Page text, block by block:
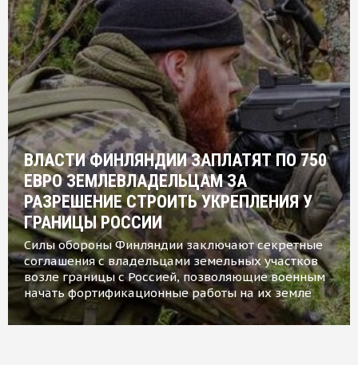
ВЛАСТИ ФИНЛЯНДИИ ЗАПЛАТЯТ ПО 750
ЕВРО ЗЕМЛЕВЛАДЕЛЬЦАМ ЗА
РАЗРЕШЕНИЕ СТРОИТЬ УКРЕПЛЕНИЯ У
ГРАНИЦЫ РОССИИ
Силы обороны Финляндии заключают секретные
соглашения с владельцами земельных участков
возле границы с Россией, позволяющие военным
начать фортификационные работы на их земле